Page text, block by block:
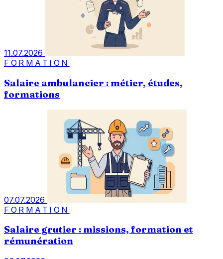
11.07.2026
FORMATION
Salaire ambulancier : métier, études,
formations
07.07.2026
FORMATION
Salaire grutier : missions, formation et
rémunération